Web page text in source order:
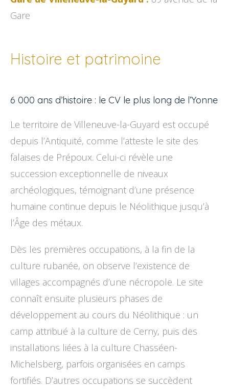
Gare
Histoire et patrimoine
6 000 ans d’histoire : le CV le plus long de l’Yonne
Le territoire de Villeneuve-la-Guyard est occupé
depuis l’Antiquité, comme l’atteste le site des
falaises de Prépoux. Celui-ci révèle une
succession exceptionnelle de niveaux
archéologiques, témoignant d’une présence
humaine continue depuis le Néolithique jusqu’à
l’Âge des métaux.
Dès les premières occupations, à la fin de la
culture rubanée, on observe l’existence de
villages accompagnés d’une nécropole. Le site
connaît ensuite plusieurs phases de
développement au cours du Néolithique : un
camp attribué à la culture de Cerny, puis des
installations liées à la culture Chasséen-
Michelsberg, parfois organisées en camps
fortifiés. D’autres occupations se succèdent